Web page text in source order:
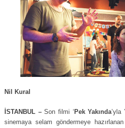
Nil Kural
İSTANBUL –Son filmi ‘ Pek Yakında’yla
sinemaya selam göndermeye